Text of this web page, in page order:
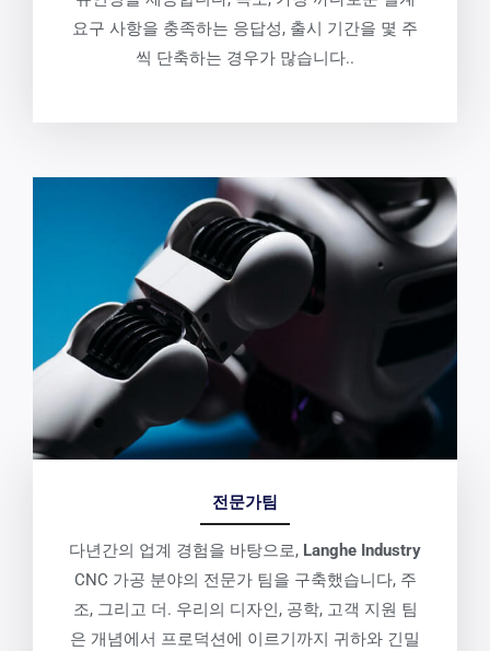
요구 사항을 충족하는 응답성, 출시 기간을 몇 주
씩 단축하는 경우가 많습니다..
전문가팀
다년간의 업계 경험을 바탕으로, Langhe Industry
CNC 가공 분야의 전문가 팀을 구축했습니다, 주
조, 그리고 더. 우리의 디자인, 공학, 고객 지원 팀
은 개념에서 프로덕션에 이르기까지 귀하와 긴밀